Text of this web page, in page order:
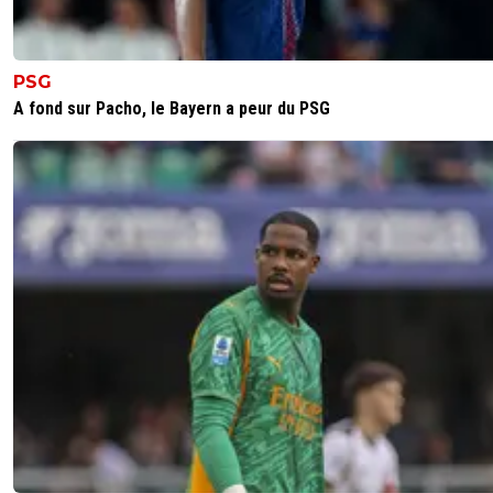
paraguayenne_6721245_3242.html
0+ Répondre
crazykcor 07 juillet 2026 à 11:56 +
Merci pour le lien. C'est dommage que ce soit
propos à elle qu'on diffuse le plus. Ça laisse
que personne n'a réagi et que MBappé est
à se défendre alors que ce n'est pas le cas.
Répondre
Javierito 07 juillet 2026 à 10:34 + 451
Bon Kyky vu que t’es trop gentil on va le dire pour toi,
Répondre
valdo 07 juillet 2026 à 9:45 +793
Le culot incroyable de cette grognasse ! C'est elle après
PSG
A fond sur Pacho, le Bayern a peur du PSG